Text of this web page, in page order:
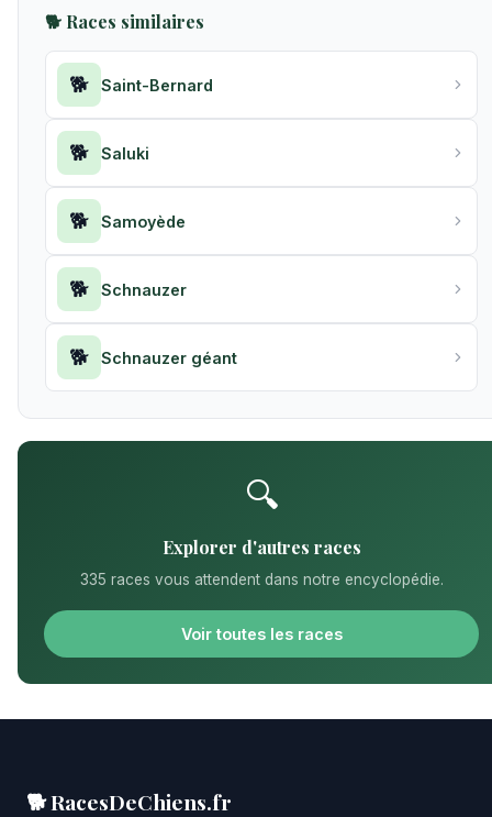
🐕 Races similaires
🐕 Saint-Bernard
🐕 Saluki
🐕 Samoyède
🐕 Schnauzer
🐕 Schnauzer géant
🔍
Explorer d'autres races
335 races vous attendent dans notre encyclopédie.
Voir toutes les races
🐕 RacesDeChiens.fr